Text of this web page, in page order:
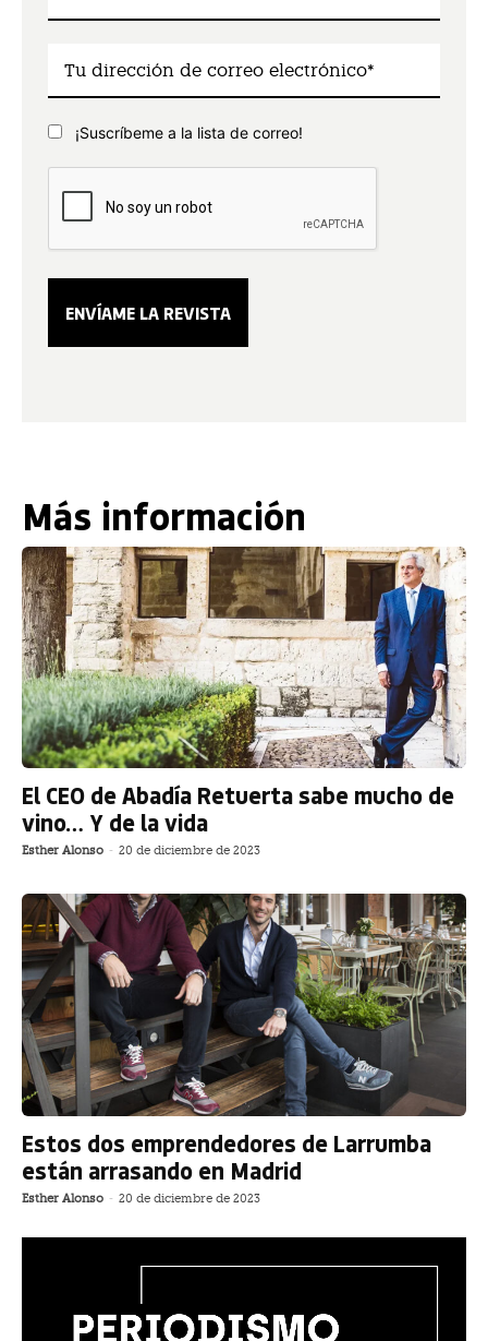
¡Suscríbeme a la lista de correo!
Más información
El CEO de Abadía Retuerta sabe mucho de
vino… Y de la vida
Esther Alonso - 20 de diciembre de 2023
Estos dos emprendedores de Larrumba
están arrasando en Madrid
Esther Alonso - 20 de diciembre de 2023